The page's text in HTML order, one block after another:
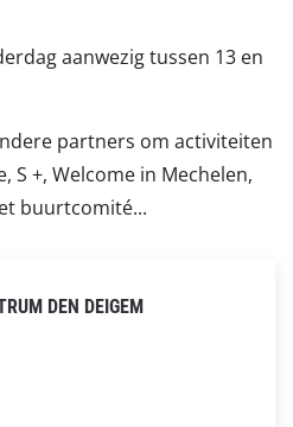
aanwezig tussen 13 en
partners om activiteiten
S +, Welcome in Mechelen,
buurtcomité...
DEN DEIGEM